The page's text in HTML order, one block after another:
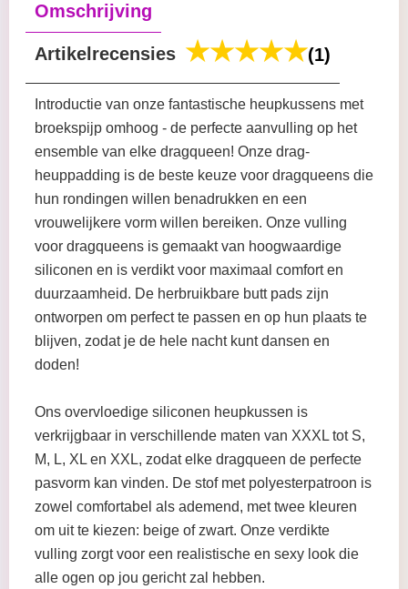
Omschrijving
Artikelrecensies (1)
Introductie van onze fantastische heupkussens met
broekspijp omhoog - de perfecte aanvulling op het
ensemble van elke dragqueen! Onze drag-
heuppadding is de beste keuze voor dragqueens die
hun rondingen willen benadrukken en een
vrouwelijkere vorm willen bereiken. Onze vulling
voor dragqueens is gemaakt van hoogwaardige
siliconen en is verdikt voor maximaal comfort en
duurzaamheid. De herbruikbare butt pads zijn
ontworpen om perfect te passen en op hun plaats te
blijven, zodat je de hele nacht kunt dansen en
doden!
Ons overvloedige siliconen heupkussen is
verkrijgbaar in verschillende maten van XXXL tot S,
M, L, XL en XXL, zodat elke dragqueen de perfecte
pasvorm kan vinden. De stof met polyesterpatroon is
zowel comfortabel als ademend, met twee kleuren
om uit te kiezen: beige of zwart. Onze verdikte
vulling zorgt voor een realistische en sexy look die
alle ogen op jou gericht zal hebben.